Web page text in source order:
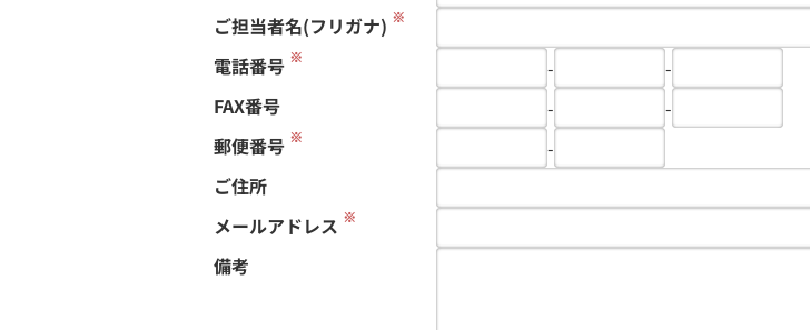
ご担当者名(フリガナ) ※
電話番号 ※ -
-
FAX番号
-
-
郵便番号 ※
-
ご住所
メールアドレス ※
備考